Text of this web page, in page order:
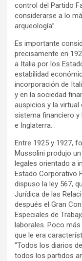
control del Partido
considerarse a lo
arqueología”.
Es importante
precisamente en
a Italia por los
estabilidad
incorporación de
y en la sociedad
auspicios y la virtual
sistema financiero
e Inglaterra. .
Entre 1925 y 1927,
Mussolini produjo
legales orientado a
Estado Corporativo
dispuso la ley 567,
Jurídica de las
después el Gran
Especiales de
laborales. Poco
que le era
“Todos los diarios
todos los partidos